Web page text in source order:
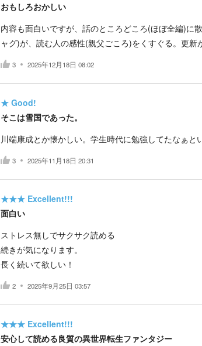
おもしろおかしい
内容も面白いですが、話のところどころ(ほぼ全編)に
ャグ)が、読む人の感性(親父ごころ)をくすぐる。更新
3 2025年12月18日 08:02
★ Good!
そこは雪国であった。
川端康成とか懐かしい。学生時代に勉強してたなぁと
3 2025年11月18日 20:31
★★★ Excellent!!!
面白い
ストレス無しでサクサク読める
続きが気になります。
長く続いて欲しい！
2 2025年9月25日 03:57
★★★ Excellent!!!
安心して読める良質の異世界転生ファンタジー